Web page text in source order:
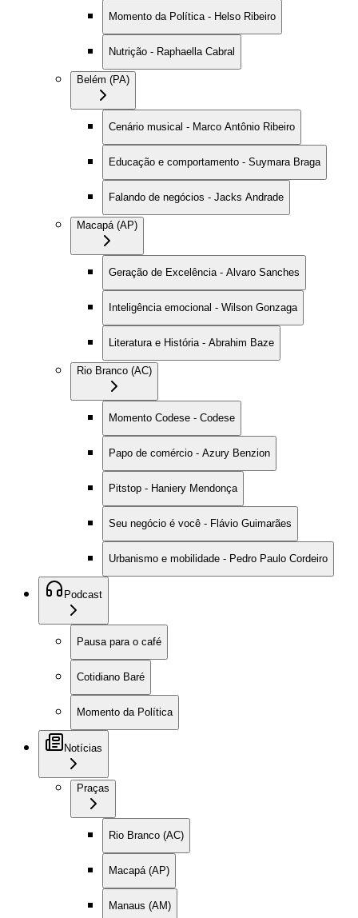
Momento da Política - Helso Ribeiro
Nutrição - Raphaella Cabral
Belém (PA)
Cenário musical - Marco Antônio Ribeiro
Educação e comportamento - Suymara Braga
Falando de negócios - Jacks Andrade
Macapá (AP)
Geração de Excelência - Alvaro Sanches
Inteligência emocional - Wilson Gonzaga
Literatura e História - Abrahim Baze
Rio Branco (AC)
Momento Codese - Codese
Papo de comércio - Azury Benzion
Pitstop - Haniery Mendonça
Seu negócio é você - Flávio Guimarães
Urbanismo e mobilidade - Pedro Paulo Cordeiro
Podcast
Pausa para o café
Cotidiano Baré
Momento da Política
Notícias
Praças
Rio Branco (AC)
Macapá (AP)
Manaus (AM)